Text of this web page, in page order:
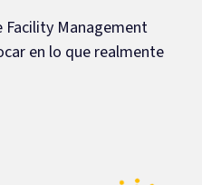
Facility Management
en lo que realmente